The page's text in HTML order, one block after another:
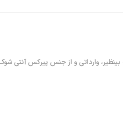
بینظیر، وارداتی و از جنس پیرکس